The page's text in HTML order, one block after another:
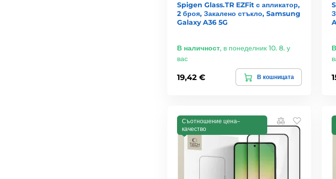
Spigen Glass.TR EZFit с апликатор,
2 броя, Закалено стъкло, Samsung
Galaxy A36 5G
В наличност, в понеделник 10. 8. у
вас
19,42 € В кошницата
Съотношение цена–
качество